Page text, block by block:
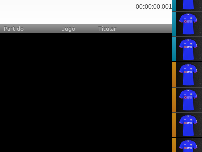
00:00:00.001
Partido Jugó Titular